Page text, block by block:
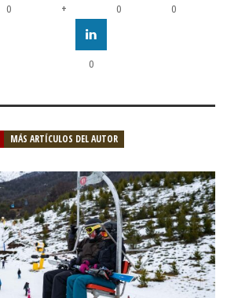
0 + 0 0
0
MÁS ARTÍCULOS DEL AUTOR